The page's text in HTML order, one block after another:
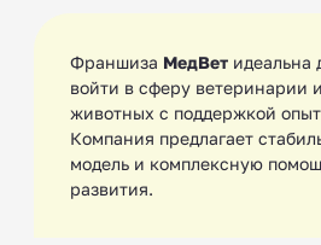
Франшиза МедВет идеальна
войти в сферу ветеринарии
животных с поддержкой
Компания предлагает
модель и комплексную
развития.